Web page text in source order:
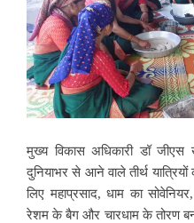
मुख्य विकास अधिकारी डॉ जीएस
दुनियाभर से आने वाले तीर्थ
लिए महाप्रसाद, धाम का
रेशम के बैग और चारधाम के तोरण